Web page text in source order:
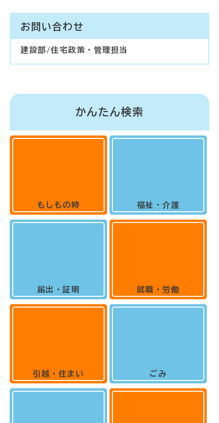
お問い合わせ
建設部/住宅政策・管理担当
かんたん検索
もしもの時
届出・証明
引越・住まい
福祉・介護
就職・労働
ごみ